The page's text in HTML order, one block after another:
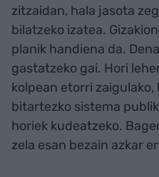
zitzaidan, hala jasota
bilatzeko izatea.
planik handiena da.
gastatzeko gai. Hori
kolpean etorri
bitartezko sistema
horiek kudeatzeko.
zela esan bezain azkar